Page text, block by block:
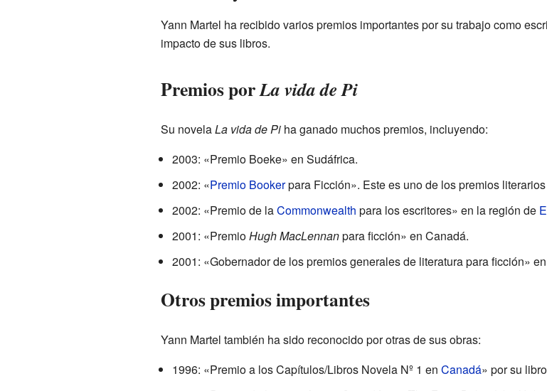
Yann Martel ha recibido varios premios importantes por su trabajo como
impacto de sus libros.
Premios porLa vida de Pi
Su novelaLa vida de Piha ganado muchos premios, incluyendo:
2003: «Premio Boeke» en Sudáfrica.
2002: «Premio Bookerpara Ficción». Este es uno de los premios
2002: «Premio de laCommonwealth para los escritores» en la región de
2001: «PremioHugh MacLennanpara ficción» en Canadá.
2001: «Gobernador de los premios generales de literatura para ficción»
Otros premios importantes
Yann Martel también ha sido reconocido por otras de sus obras:
1996: «Premio a los Capítulos/Libros Novela Nº 1 en Canadá» por su libro